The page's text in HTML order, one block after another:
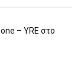
– YRE στο